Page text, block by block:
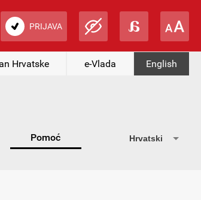
PRIJAVA
Hrvatske e-Vlada English
Pomoć Hrvatski